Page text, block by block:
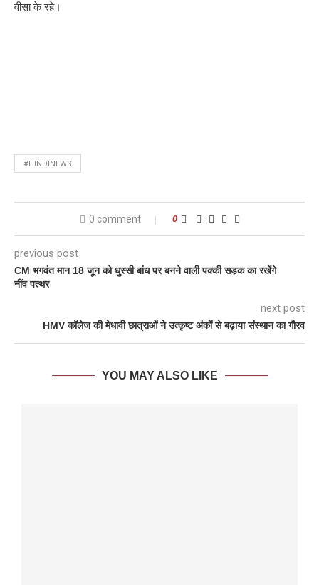
वीसा के रहे।
#HINDINEWS
0 comment 0
previous post
CM भगवंत मान 18 जून को धुस्सी बांध पर बनने वाली पक्की सड़क का रखेंगे
नींव पत्थर
next post
HMV कॉलेज की मेधावी छात्राओं ने उत्कृष्ट अंकों से बढ़ाया संस्थान का गौरव
YOU MAY ALSO LIKE